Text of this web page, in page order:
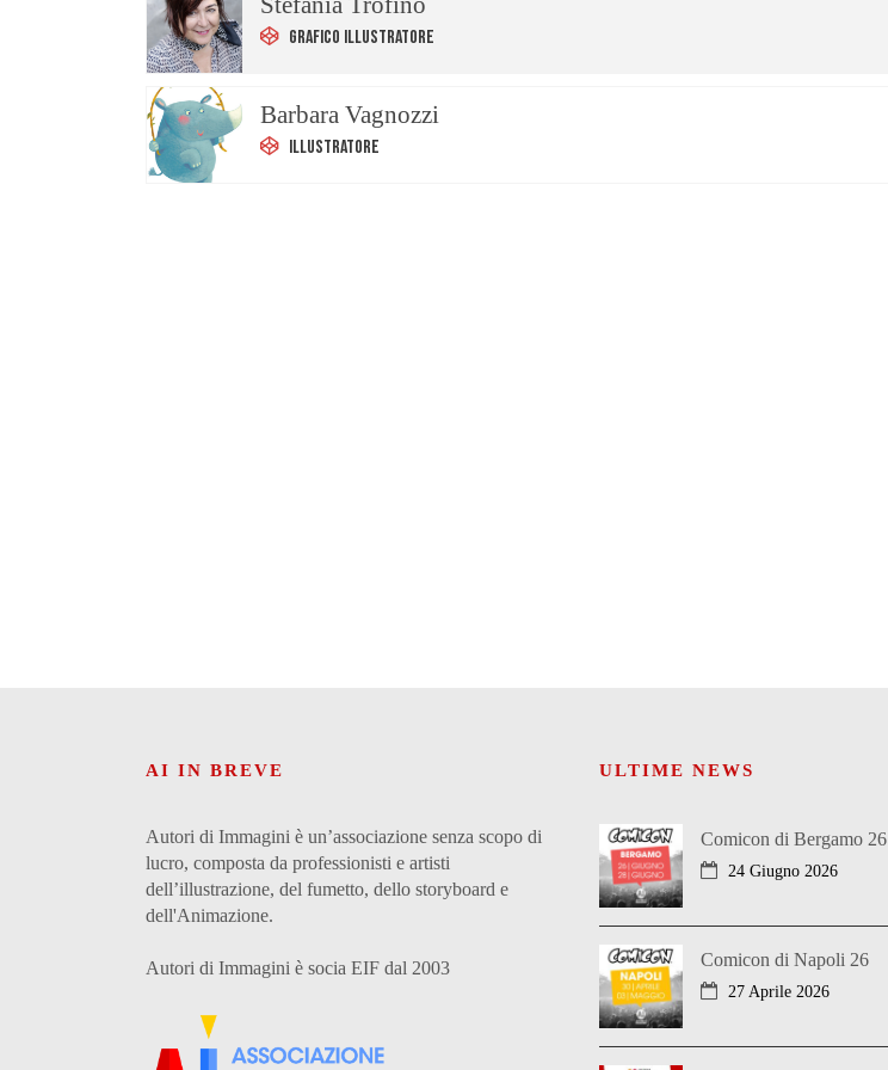
Grafico Illustratore
Barbara Vagnozzi
Illustratore
AI IN BREVE
Autori di Immagini è un’associazione senza scopo di
lucro, composta da professionisti e artisti
dell’illustrazione, del fumetto, dello storyboard e
dell'Animazione.
Autori di Immagini è socia EIF dal 2003
ULTIME NEWS
Comicon di Bergamo 26
24 Giugno 2026
Comicon di Napoli 26
27 Aprile 2026